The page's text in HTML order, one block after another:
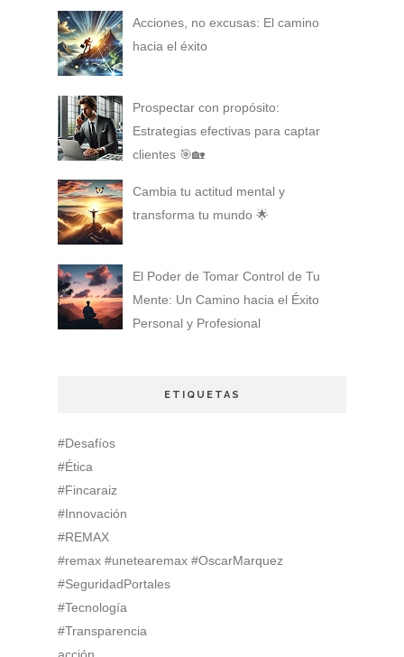
Acciones, no excusas: El camino
hacia el éxito
Prospectar con propósito:
Estrategias efectivas para captar
clientes 🎯🏡
Cambia tu actitud mental y
transforma tu mundo 🌟
El Poder de Tomar Control de Tu
Mente: Un Camino hacia el Éxito
Personal y Profesional
ETIQUETAS
#Desafíos
#Ética
#Fincaraiz
#Innovación
#REMAX
#remax #unetearemax #OscarMarquez
#SeguridadPortales
#Tecnología
#Transparencia
acción